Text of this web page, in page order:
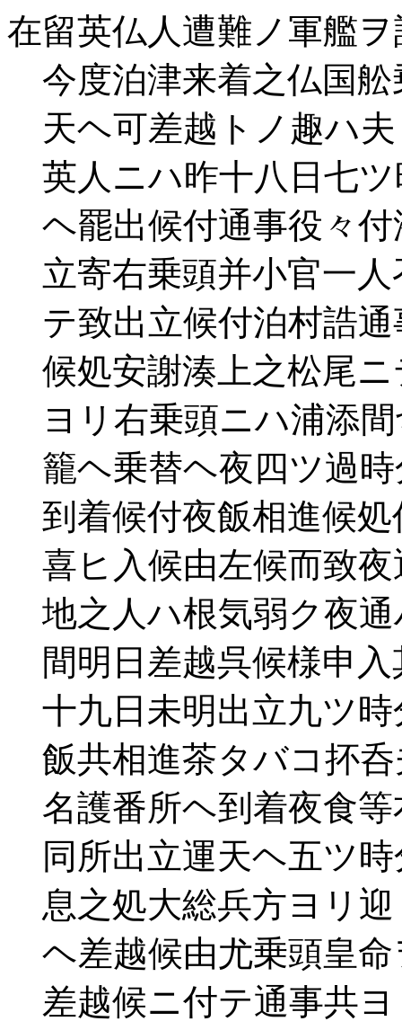
在留英仏人遭難ノ軍艦
今度泊津来着之仏国舩
天ヘ可差越トノ趣ハ夫
英人ニハ昨十八日七ツ
ヘ罷出候付通事役々付
立寄右乗頭并小官一人
テ致出立候付泊村誥通
候処安謝湊上之松尾ニ
ヨリ右乗頭ニハ浦添
籠ヘ乗替ヘ夜四ツ過時
到着候付夜飯相進候処
喜ヒ入候由左候而致夜
地之人ハ根気弱ク夜
間明日差越呉候様申入
十九日未明出立九ツ時
飯共相進茶タバコ抔呑
名護番所ヘ到着夜食等
同所出立運天ヘ五ツ時
息之処大総兵方ヨリ迎
ヘ差越候由尤乗頭皇命
差越候ニ付テ通事共ヨ